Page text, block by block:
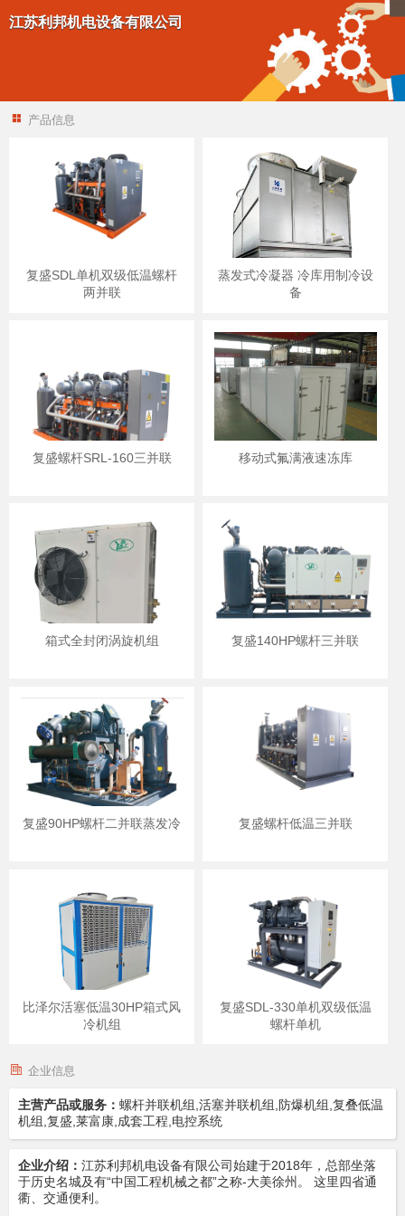
江苏利邦机电设备有限公司
产品信息
复盛SDL单机双级低温螺杆
两并联
蒸发式冷凝器 冷库用制冷设
备
复盛螺杆SRL-160三并联 移动式氟满液速冻库
箱式全封闭涡旋机组 复盛140HP螺杆三并联
复盛90HP螺杆二并联蒸发冷 复盛螺杆低温三并联
比泽尔活塞低温30HP箱式风
冷机组
复盛SDL-330单机双级低温
螺杆单机
企业信息
主营产品或服务： 螺杆并联机组,活塞并联机组,防爆机组,复叠低温
机组,复盛,莱富康,成套工程,电控系统
企业介绍： 江苏利邦机电设备有限公司始建于2018年，总部坐落
于历史名城及有“中国工程机械之都”之称-大美徐州。 这里四省通
衢、交通便利。